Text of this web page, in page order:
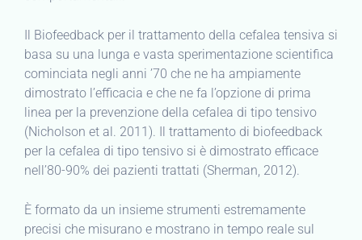
Il Biofeedback per il trattamento della cefalea tensiva si
basa su una lunga e vasta sperimentazione scientifica
cominciata negli anni ’70 che ne ha ampiamente
dimostrato l’efficacia e che ne fa l’opzione di prima
linea per la prevenzione della cefalea di tipo tensivo
(Nicholson et al. 2011). Il trattamento di biofeedback
per la cefalea di tipo tensivo si è dimostrato efficace
nell’80-90% dei pazienti trattati (Sherman, 2012).
È formato da un insieme strumenti estremamente
precisi che misurano e mostrano in tempo reale sul